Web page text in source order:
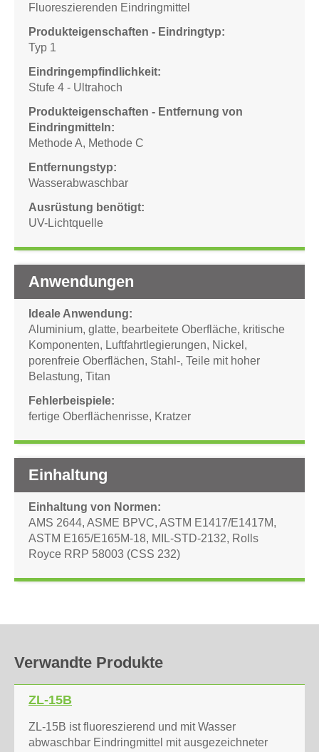
Fluoreszierenden Eindringmittel
Produkteigenschaften - Eindringtyp
Typ 1
Eindringempfindlichkeit
Stufe 4 - Ultrahoch
Produkteigenschaften - Entfernung von
Eindringmitteln
Methode A, Methode C
Entfernungstyp
Wasserabwaschbar
Ausrüstung benötigt
UV-Lichtquelle
Anwendungen
Ideale Anwendung
Aluminium, glatte, bearbeitete Oberfläche, kritische
Komponenten, Luftfahrtlegierungen, Nickel ,
porenfreie Oberflächen, Stahl-, Teile mit hoher
Belastung, Titan
Fehlerbeispiele
fertige Oberflächenrisse, Kratzer
Einhaltung
Einhaltung von Normen
AMS 2644, ASME BPVC, ASTM E1417/E1417M,
ASTM E165/E165M-18, MIL-STD-2132, Rolls
Royce RRP 58003 (CSS 232)
Verwandte Produkte
ZL-15B
ZL-15B ist fluoreszierend und mit Wasser
abwaschbar Eindringmittel mit ausgezeichneter